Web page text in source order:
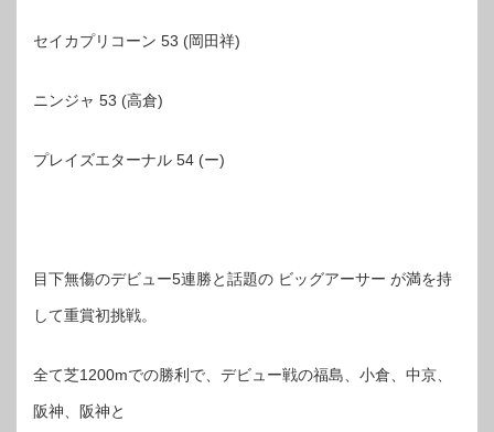
セイカプリコーン 53 (岡田祥)
ニンジャ 53 (高倉)
プレイズエターナル 54 (ー)
目下無傷のデビュー5連勝と話題の ビッグアーサー が満を持
して重賞初挑戦。
全て芝1200mでの勝利で、デビュー戦の福島、小倉、中京、
阪神、阪神と